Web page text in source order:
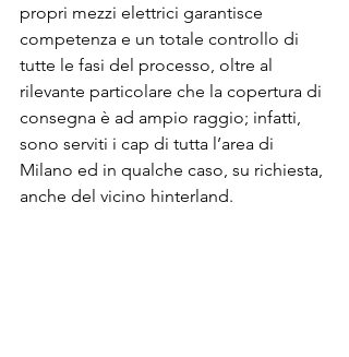
propri mezzi elettrici garantisce
competenza e un totale controllo di
tutte le fasi del processo, oltre al
rilevante particolare che la copertura di
consegna è ad ampio raggio; infatti,
sono serviti i cap di tutta l’area di
Milano ed in qualche caso, su richiesta,
anche del vicino hinterland.